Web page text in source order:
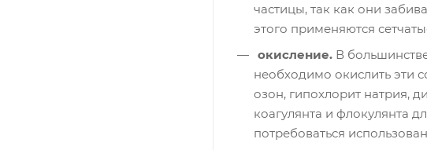
частицы, так как они
этого применяются
окисление. В
необходимо окислить эти
озон, гипохлорит натрия,
коагулянта и флокулянта
потребоваться